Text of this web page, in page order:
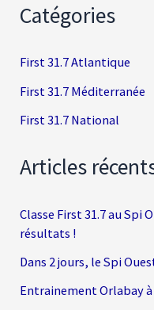
Catégories
First 31.7 Atlantique
First 31.7 Méditerranée
First 31.7 National
Articles
Classe First 31.7 au Spi
résultats !
Dans 2 jours, le Spi
Entrainement Orlabay